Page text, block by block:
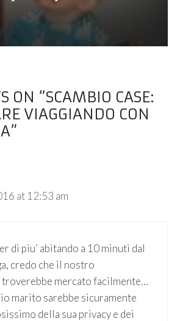
ON “SCAMBIO CASE:
VIAGGIANDO CON
at 12:53 am
di piu’ abitando a 10 minuti dal
credo che il nostro
troverebbe mercato facilmente…
marito sarebbe sicuramente
della sua privacy e dei